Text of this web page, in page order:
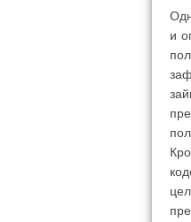
и